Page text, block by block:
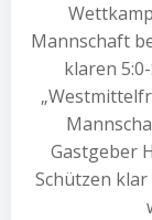
Mannschaft
klaren
Gastgeber
Schützen